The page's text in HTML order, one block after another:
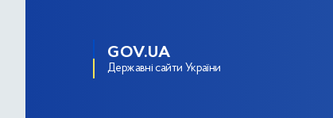
GOV.UA
Державні сайти України